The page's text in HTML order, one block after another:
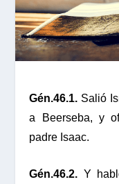
Gén.46.1. Salió
a Beerseba, y
padre Isaac.
Gén.46.2. Y